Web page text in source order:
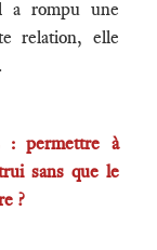
a rompu une
relation, elle
permettre à
sans que le
?